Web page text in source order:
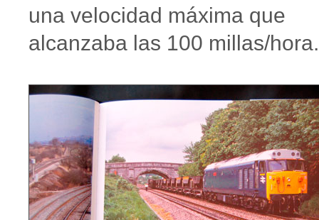
una velocidad máxima que
alcanzaba las 100 millas/hora.